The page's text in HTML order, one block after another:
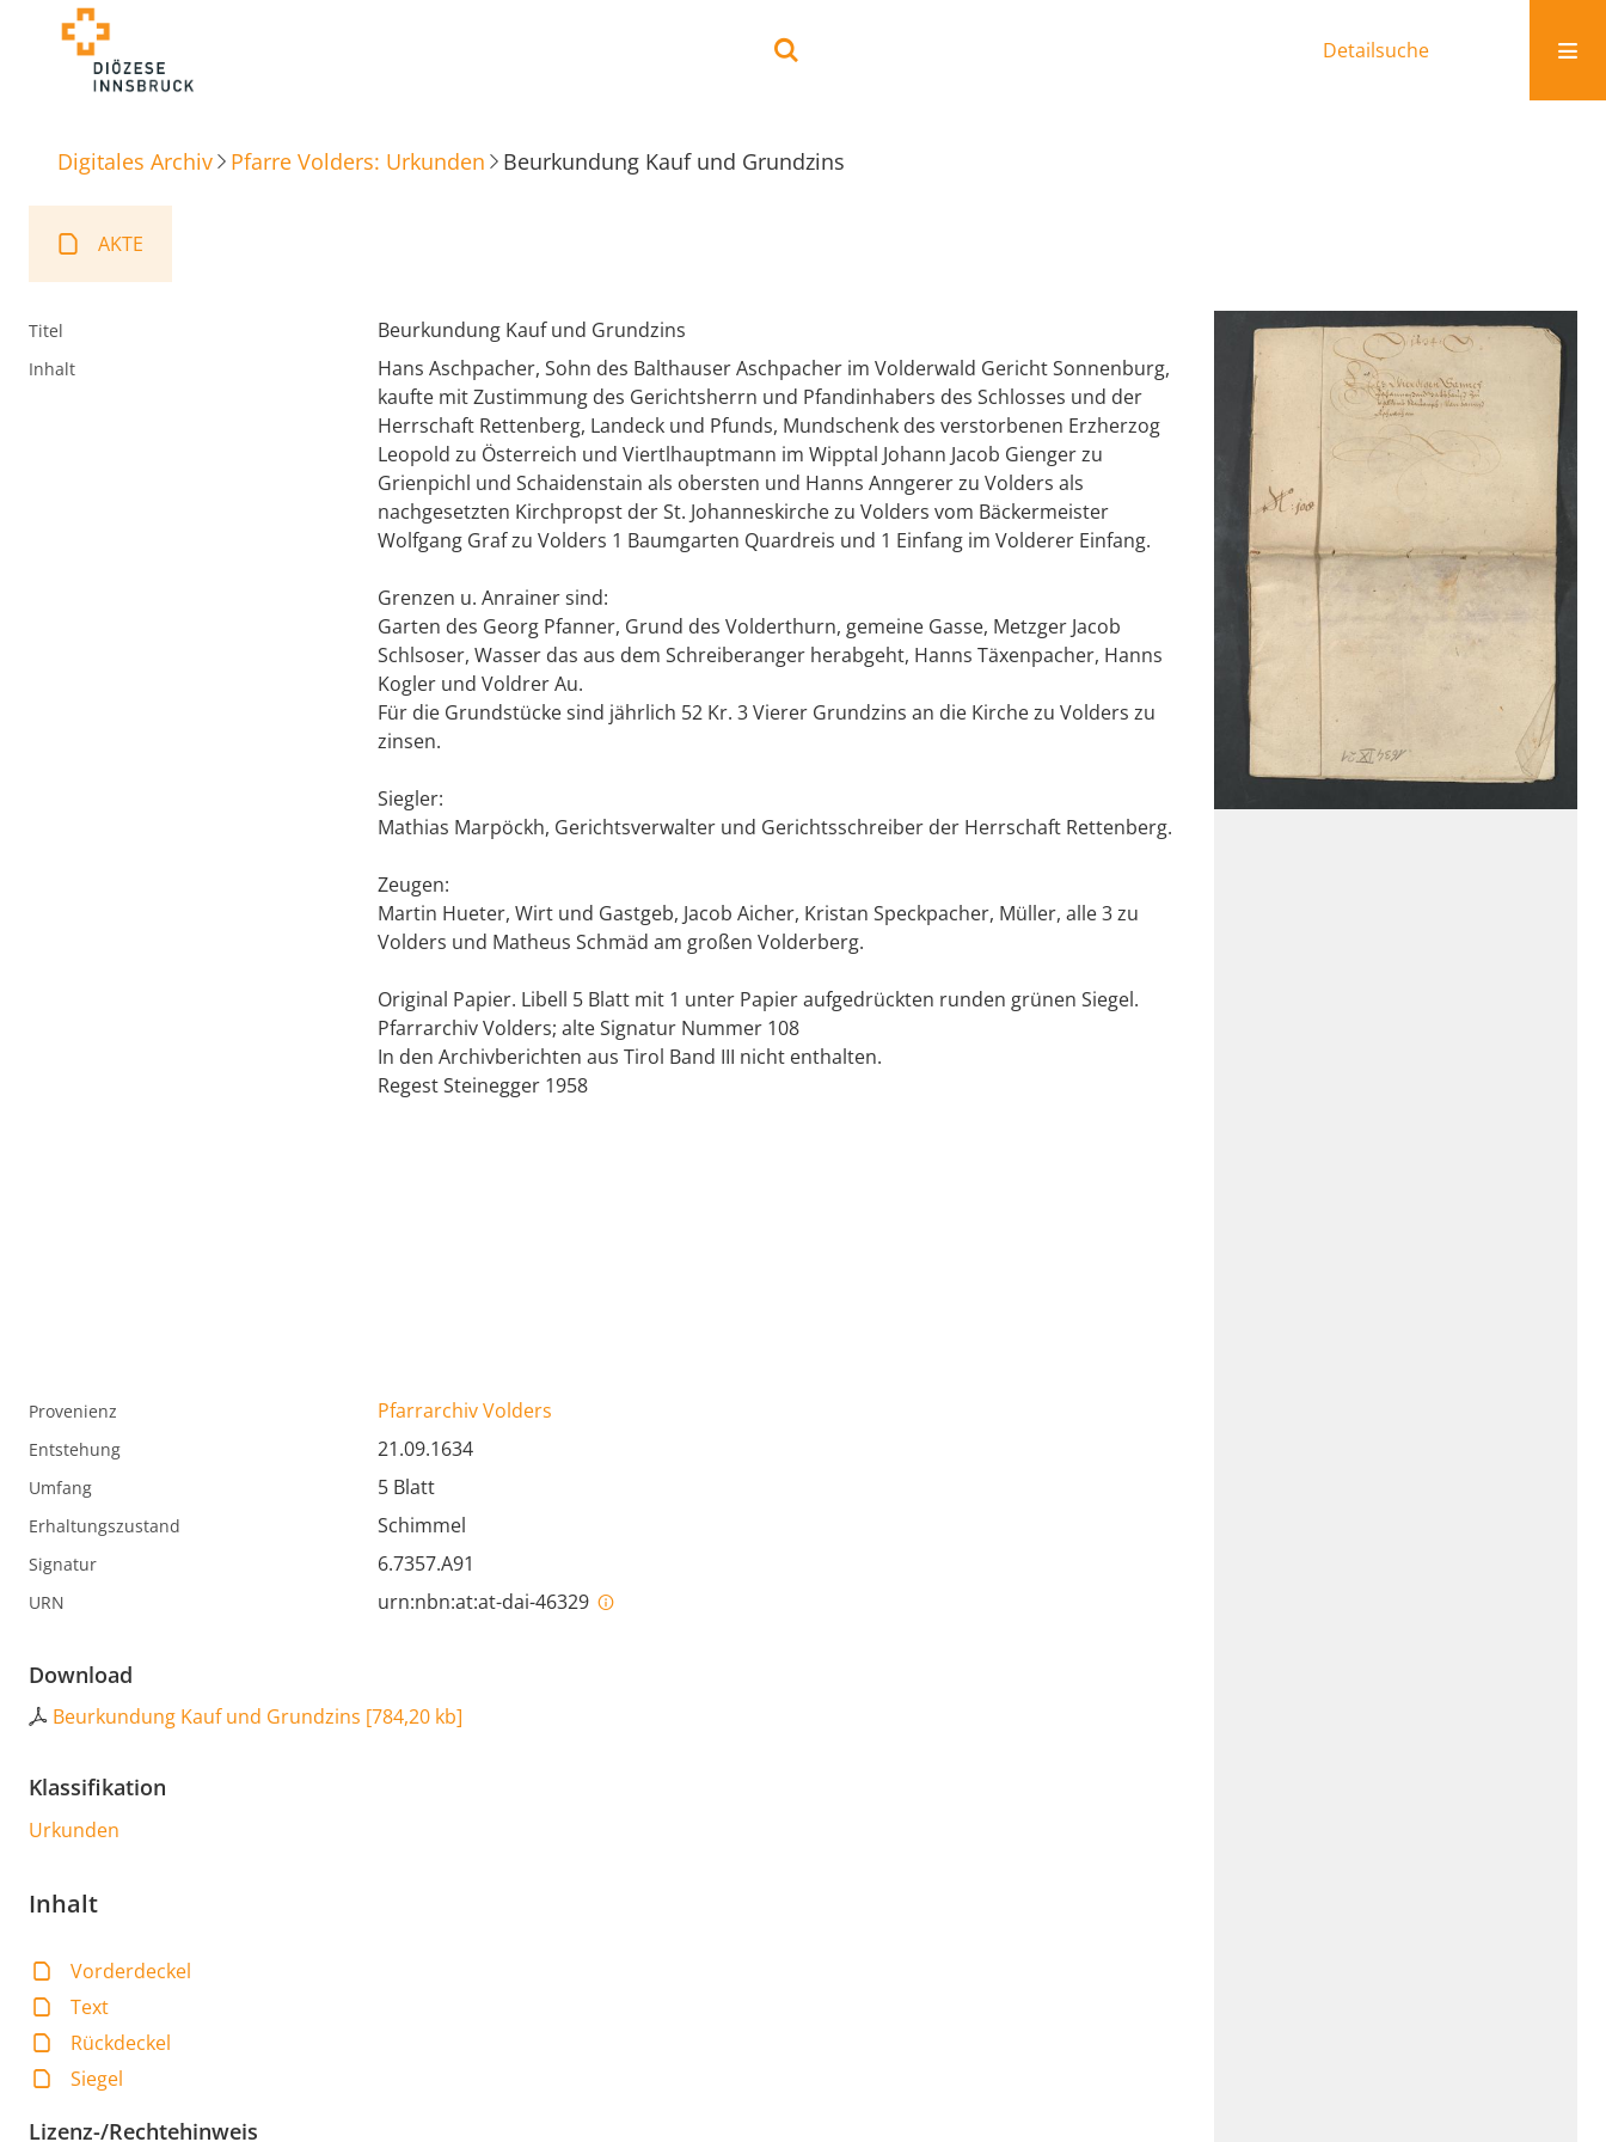
Detailsuche
Digitales Archiv Pfarre Volders: Urkunden Beurkundung Kauf und Grundzins
AKTE
Titel Beurkundung Kauf und Grundzins
Inhalt
Hans Aschpacher, Sohn des Balthauser Aschpacher im Volderwald Gericht Sonnenburg,
kaufte mit Zustimmung des Gerichtsherrn und Pfandinhabers des Schlosses und der
Herrschaft Rettenberg, Landeck und Pfunds, Mundschenk des verstorbenen Erzherzog
Leopold zu Österreich und Viertlhauptmann im Wipptal Johann Jacob Gienger zu
Grienpichl und Schaidenstain als obersten und Hanns Anngerer zu Volders als
nachgesetzten Kirchpropst der St. Johanneskirche zu Volders vom Bäckermeister
Wolfgang Graf zu Volders 1 Baumgarten Quardreis und 1 Einfang im Volderer Einfang.
Grenzen u. Anrainer sind:
Garten des Georg Pfanner, Grund des Volderthurn, gemeine Gasse, Metzger Jacob
Schlsoser, Wasser das aus dem Schreiberanger herabgeht, Hanns Täxenpacher, Hanns
Kogler und Voldrer Au.
Für die Grundstücke sind jährlich 52 Kr. 3 Vierer Grundzins an die Kirche zu Volders zu
zinsen.
Siegler:
Mathias Marpöckh, Gerichtsverwalter und Gerichtsschreiber der Herrschaft Rettenberg.
Zeugen:
Martin Hueter, Wirt und Gastgeb, Jacob Aicher, Kristan Speckpacher, Müller, alle 3 zu
Volders und Matheus Schmäd am großen Volderberg.
Original Papier. Libell 5 Blatt mit 1 unter Papier aufgedrückten runden grünen Siegel.
Pfarrarchiv Volders; alte Signatur Nummer 108
In den Archivberichten aus Tirol Band III nicht enthalten.
Regest Steinegger 1958
Provenienz Pfarrarchiv Volders
Entstehung 21.09.1634
Umfang 5 Blatt
Erhaltungszustand Schimmel
Signatur 6.7357.A91
URN urn:nbn:at:at-dai-46329
Download
Beurkundung Kauf und Grundzins [784,20 kb]
Klassifikation
Urkunden
Inhalt
Vorderdeckel
Text
Rückdeckel
Siegel
Lizenz-/Rechtehinweis